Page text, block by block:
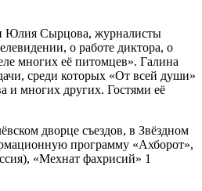
и Юлия Сырцова, журналисты
о работе диктора, о
многих её питомцев». Галина
среди которых «От всей души»
многих других. Гостями её
дворце съездов, в Звёздном
программу «Ахборот»,
«Мехнат фахрисий» 1